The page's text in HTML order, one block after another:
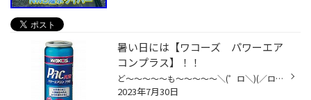
暑い日には【ワコーズ パワーエア
コンプラス】！！
ど～～～～～も～～～～～＼(゜ロ＼)(／ロ゜)／ 今日も暑いですね～(;^_^A 北海道の夏も３０℃超えは当たり前！！ そんな夏にピッタリの商品をご紹介～～(^O^)／ コチラ【ワコーズ パワーエアコンプラス】でございます！！ ・冷えるまでに時間がかかる ・エアコンをつけると、エンジンのパワーダウン...
2023年7月30日